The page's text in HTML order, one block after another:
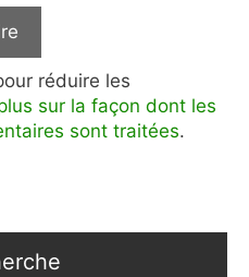
réduire les
sur la façon dont les
sont traitées.